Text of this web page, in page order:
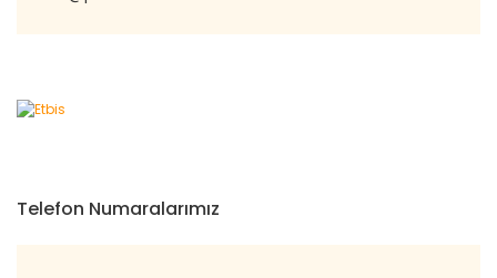
Telefon Numaralarımız